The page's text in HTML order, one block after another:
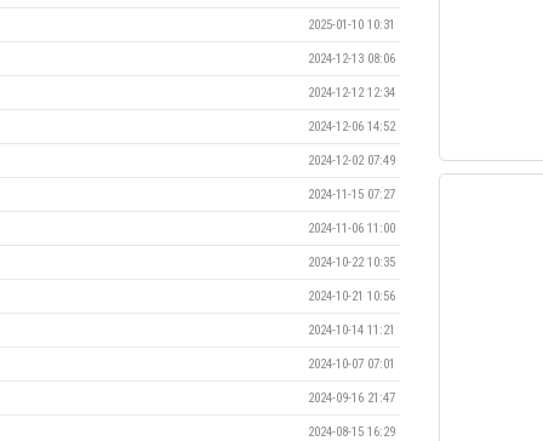
2025-01-10 10:31
2024-12-13 08:06
2024-12-12 12:34
2024-12-06 14:52
2024-12-02 07:49
2024-11-15 07:27
2024-11-06 11:00
2024-10-22 10:35
2024-10-21 10:56
2024-10-14 11:21
2024-10-07 07:01
2024-09-16 21:47
2024-08-15 16:29